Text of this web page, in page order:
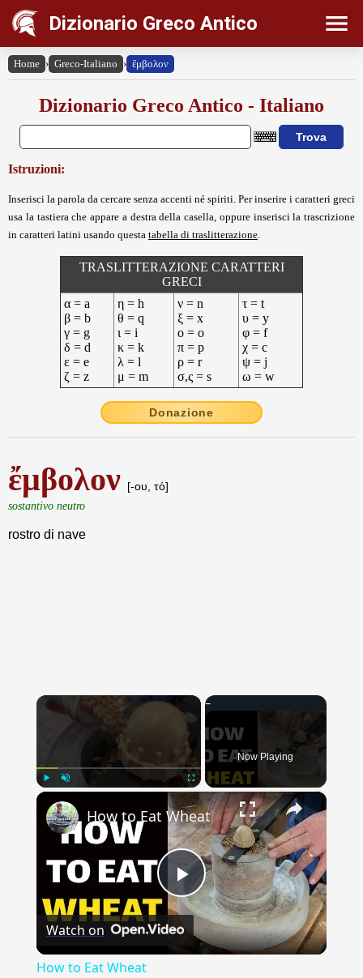
Dizionario Greco Antico
Home › Greco-Italiano › ἔμβολον
Dizionario Greco Antico - Italiano
Istruzioni:
Inserisci la parola da cercare senza accenti né spiriti. Per inserire i caratteri greci
usa la tastiera che appare a destra della casella, oppure inserisci la trascrizione
in caratteri latini usando questa tabella di traslitterazione
TRASLITTERAZIONE CARATTERI
GRECI
α = a
β = b
γ = g
δ = d
ε = e
ζ = z
η = h
θ = q
ι = i
κ = k
λ = l
μ = m
ν = n
ξ = x
ο = o
π = p
ρ = r
σ,ς = s
τ = t
υ = y
φ = f
χ = c
ψ = j
ω = w
Donazione
ἔμβολον [-ου, τό]
sostantivo neutro
rostro di nave
×
Fullscreen
Now Playing
×
Play
Video
How to Eat Wheat
Watch on
How to Eat Wheat